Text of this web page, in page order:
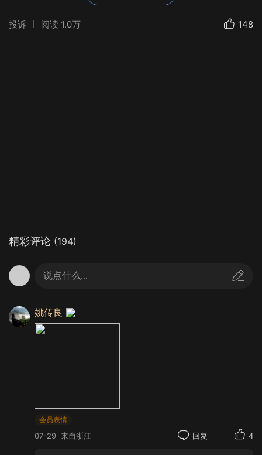
世界基尼斯之最。
投诉 阅读 1.0万 148
精彩评论 (194)
说点什么...
姚传良
会员表情
07-29 来自浙江 回复 4